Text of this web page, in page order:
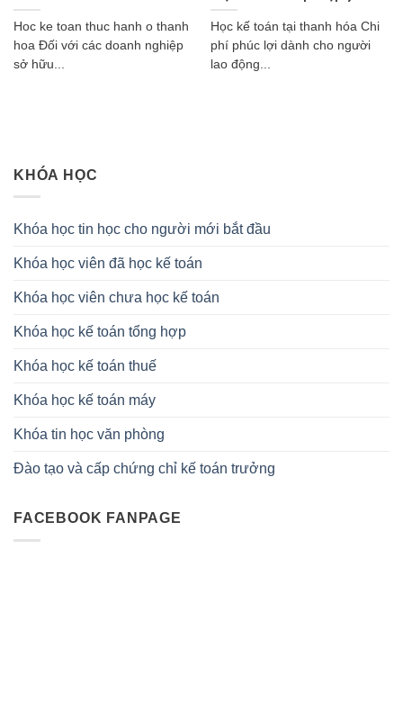
Hoc ke toan thuc hanh o thanh
hoa Đối với các doanh nghiệp
sở hữu...
Học kế toán tại thanh hóa Chi
phí phúc lợi dành cho người
lao động...
KHÓA HỌC
Khóa học tin học cho người mới bắt đầu
Khóa học viên đã học kế toán
Khóa học viên chưa học kế toán
Khóa học kế toán tổng hợp
Khóa học kế toán thuế
Khóa học kế toán máy
Khóa tin học văn phòng
Đào tạo và cấp chứng chỉ kế toán trưởng
FACEBOOK FANPAGE